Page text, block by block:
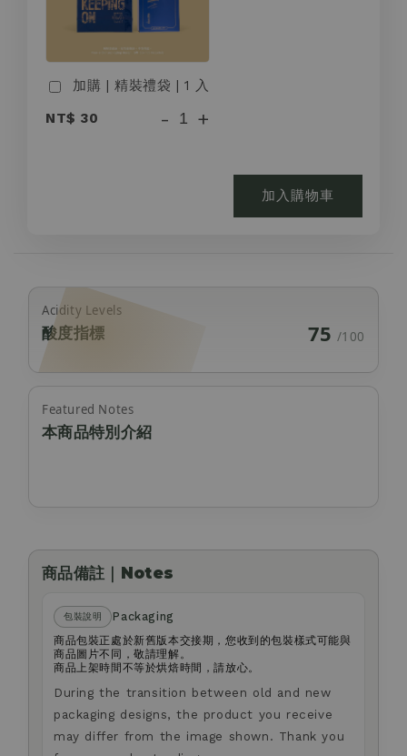
加購 | 精裝禮袋 | 1 入
NT$ 30
- +
加入購物車
Acidity Levels
酸度指標 75 /100
Featured Notes
本商品特別介紹
商品備註｜Notes
包裝說明
Packaging
商品包裝正處於新舊版本交接期，您收到的包裝樣式可能與
商品圖片不同，敬請理解。
商品上架時間不等於烘焙時間，請放心。
During the transition between old and new
packaging designs, the product you receive
may differ from the image shown. Thank you